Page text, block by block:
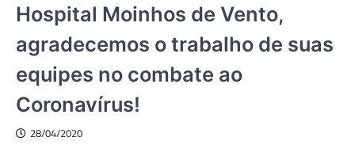
Hospital Moinhos de Vento,
agradecemos o trabalho de suas
equipes no combate ao
Coronavírus!
28/04/2020